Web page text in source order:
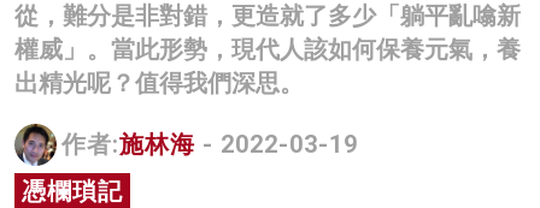
影片
名家榜
灼見活動
關於我們
從，難分是非對錯，更造就了多少「躺平亂噏新
權威」。當此形勢，現代人該如何保養元氣，養
出精光呢？值得我們深思。
作者:施林海 - 2022-03-19
憑欄瑣記